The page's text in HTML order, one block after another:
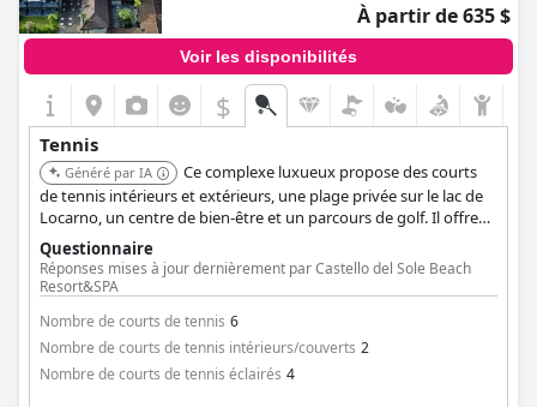
À partir de 635 $
Voir les disponibilités
$
Tennis
Généré par IA
Ce complexe luxueux propose des courts
de tennis intérieurs et extérieurs, une plage privée sur le lac de
Locarno, un centre de bien-être et un parcours de golf. Il offre
un large éventail d'activités pour le sport, la détente et le plaisir.
Questionnaire
Réponses mises à jour dernièrement par Castello del Sole Beach
Resort&SPA
Nombre de courts de tennis 6
Nombre de courts de tennis intérieurs/couverts 2
Nombre de courts de tennis éclairés 4